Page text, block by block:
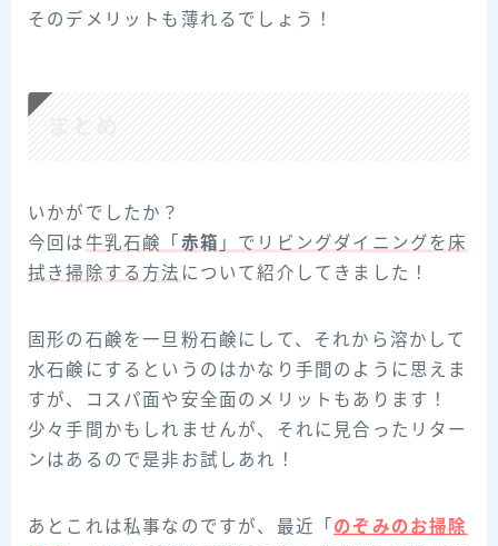
そのデメリットも薄れるでしょう！
いかがでしたか？
今回は牛乳石鹸「 赤箱 」でリビングダイニングを床
拭き掃除する方法 について紹介してきました！
固形の石鹸を一旦粉石鹸にして、それから溶かして
水石鹸にするというのはかなり手間のように思えま
すが、コスパ面や安全面のメリットもあります！
少々手間かもしれませんが、それに見合ったリター
ンはあるので是非お試しあれ！
あとこれは私事なのですが、最近「 のぞみのお掃除